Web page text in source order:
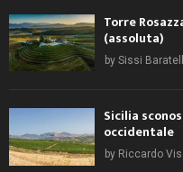
Torre
(assoluta)
by Sissi
Sicilia
occidentale
by Riccardo